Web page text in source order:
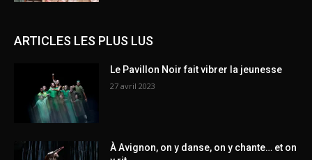
ARTICLES LES PLUS LUS
Le Pavillon Noir fait vibrer la jeunesse
27 avril 2023
À Avignon, on y danse, on y chante… et on